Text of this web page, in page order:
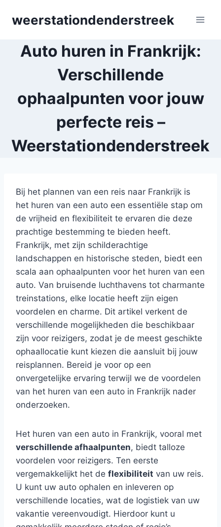
weerstationdenderstreek
Auto huren in Frankrijk:
Verschillende
ophaalpunten voor jouw
perfecte reis –
Weerstationdenderstreek
Bij het plannen van een reis naar Frankrijk is
het huren van een auto een essentiële stap om
de vrijheid en flexibiliteit te ervaren die deze
prachtige bestemming te bieden heeft.
Frankrijk, met zijn schilderachtige
landschappen en historische steden, biedt een
scala aan ophaalpunten voor het huren van een
auto. Van bruisende luchthavens tot charmante
treinstations, elke locatie heeft zijn eigen
voordelen en charme. Dit artikel verkent de
verschillende mogelijkheden die beschikbaar
zijn voor reizigers, zodat je de meest geschikte
ophaallocatie kunt kiezen die aansluit bij jouw
reisplannen. Bereid je voor op een
onvergetelijke ervaring terwijl we de voordelen
van het huren van een auto in Frankrijk nader
onderzoeken.
Het huren van een auto in Frankrijk, vooral met
verschillende afhaalpunten, biedt talloze
voordelen voor reizigers. Ten eerste
vergemakkelijkt het de flexibiliteit van uw reis.
U kunt uw auto ophalen en inleveren op
verschillende locaties, wat de logistiek van uw
vakantie vereenvoudigt. Hierdoor kunt u